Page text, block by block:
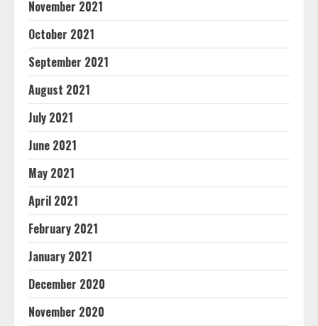
November 2021
October 2021
September 2021
August 2021
July 2021
June 2021
May 2021
April 2021
February 2021
January 2021
December 2020
November 2020